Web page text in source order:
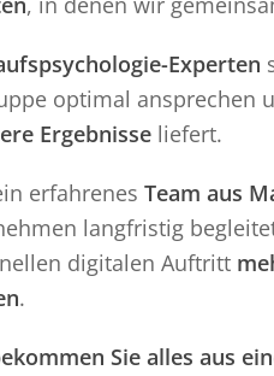
Experten
optimal ansprechen
Ergebnisse liefert.
erfahrenes Team aus
langfristig
digitalen Auftritt
.
Sie alles aus